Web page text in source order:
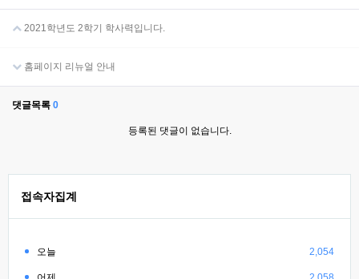
2021학년도 2학기 학사력입니다.
홈페이지 리뉴얼 안내
댓글목록 0
등록된 댓글이 없습니다.
접속자집계
오늘 2,054